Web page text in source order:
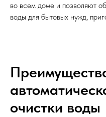
во всем доме и позволяют
воды для бытовых нужд,
очистки воды